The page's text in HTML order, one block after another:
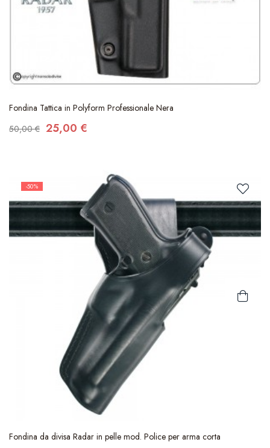
Fondina Tattica in Polyform Professionale Nera
50,00 € 25,00 €
-50%
Fondina da divisa Radar in pelle mod. Police per arma corta